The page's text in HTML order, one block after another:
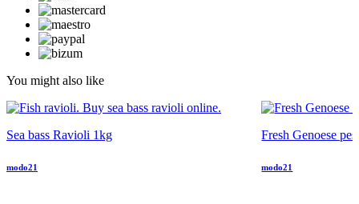
You might also like
Sea bass Ravioli 1kg
modo21
Fresh Genoese
modo21